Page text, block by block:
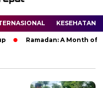
KESEHATAN
Ramadan: A Month of